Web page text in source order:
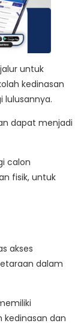
untuk
kedinasan
lulusannya.
dapat menjadi
calon
fisik, untuk
akses
dalam
dan